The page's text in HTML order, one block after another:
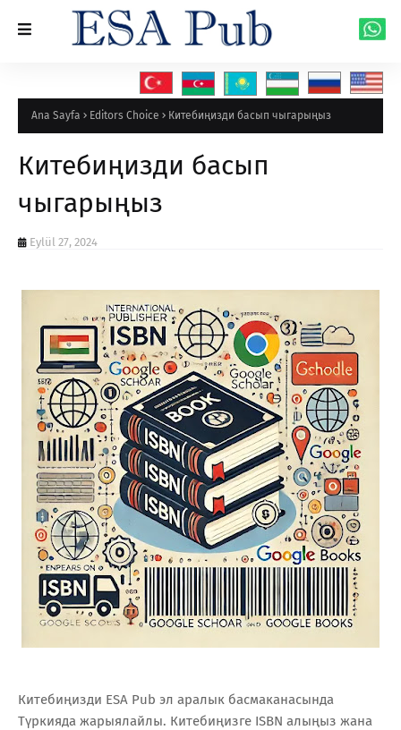
Ana Sayfa Editors Choice Китебиңизди басып чыгарыңыз
Китебиңизди басып
чыгарыңыз
Eylül 27, 2024
Китебиңизди ESA Pub эл аралык басмаканасында
Түркияда жарыялайлы. Китебиңизге ISBN алыңыз жана